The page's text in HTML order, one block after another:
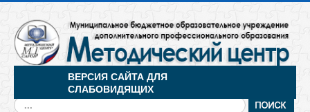
ВЕРСИЯ САЙТА ДЛЯ
СЛАБОВИДЯЩИХ
Искать...